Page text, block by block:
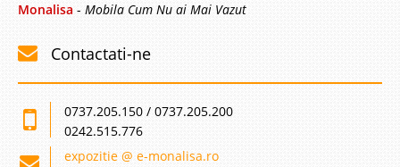
Monalisa - Mobila Cum Nu ai Mai Vazut
Contactati-ne
0737.205.150 / 0737.205.200
0242.515.776
expozitie @ e-monalisa.ro